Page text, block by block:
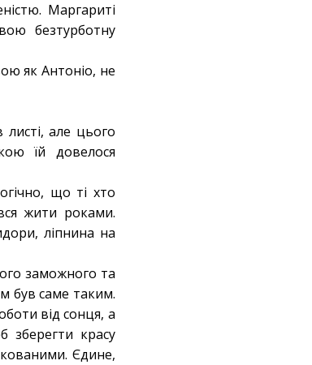
Маргариті
безтурботну
як Антоніо, не
але цього
їй довелося
що ті хто
жити роками.
ліпнина на
заможного та
був саме таким.
від сонця, а
зберегти красу
Єдине,